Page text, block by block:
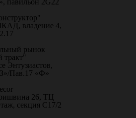
павильон 2G22
владение 4,
рынок
тракт"
Энтузиастов,
Пав.17 «Ф»
26, ТЦ
секция С17/2